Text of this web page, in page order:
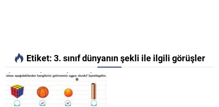
Etiket: 3. sınıf dünyanın şekli ile ilgili görüşler